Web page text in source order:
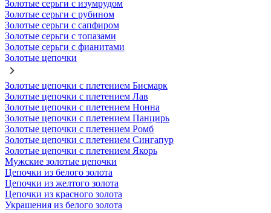
Золотые серьги с изумрудом
Золотые серьги с рубином
Золотые серьги с сапфиром
Золотые серьги с топазами
Золотые серьги с фианитами
Золотые цепочки
Золотые цепочки с плетением Бисмарк
Золотые цепочки с плетением Лав
Золотые цепочки с плетением Нонна
Золотые цепочки с плетением Панцирь
Золотые цепочки с плетением Ромб
Золотые цепочки с плетением Сингапур
Золотые цепочки с плетением Якорь
Мужские золотые цепочки
Цепочки из белого золота
Цепочки из желтого золота
Цепочки из красного золота
Украшения из белого золота